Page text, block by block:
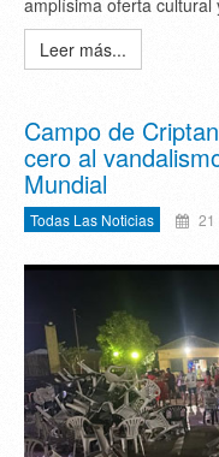
Leer más...
Campo de
cero al
Mundial
Todas Las Noticias 21